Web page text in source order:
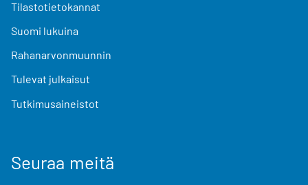
Tilastotietokannat
Suomi lukuina
Rahanarvonmuunnin
Tulevat julkaisut
Tutkimusaineistot
Seuraa meitä